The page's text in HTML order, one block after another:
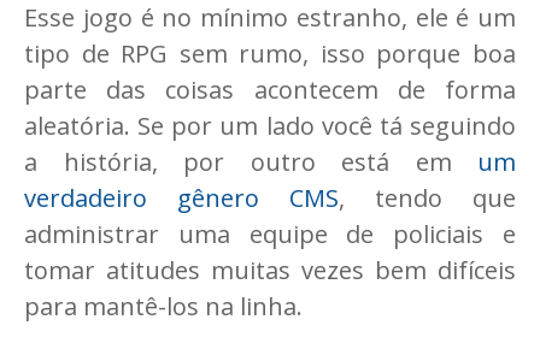
Esse jogo é no mínimo estranho, ele é um
tipo de RPG sem rumo, isso porque boa
parte das coisas acontecem de forma
aleatória. Se por um lado você tá seguindo
a história, por outro está em um
verdadeiro gênero CMS, tendo que
administrar uma equipe de policiais e
tomar atitudes muitas vezes bem difíceis
para mantê-los na linha.